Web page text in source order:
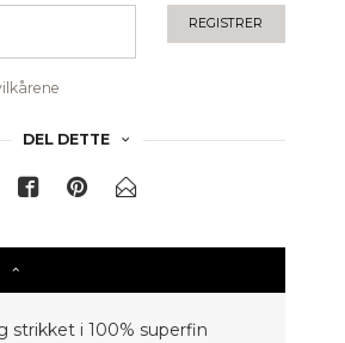
REGISTRER
DEL DETTE
strikket i 100% superfin